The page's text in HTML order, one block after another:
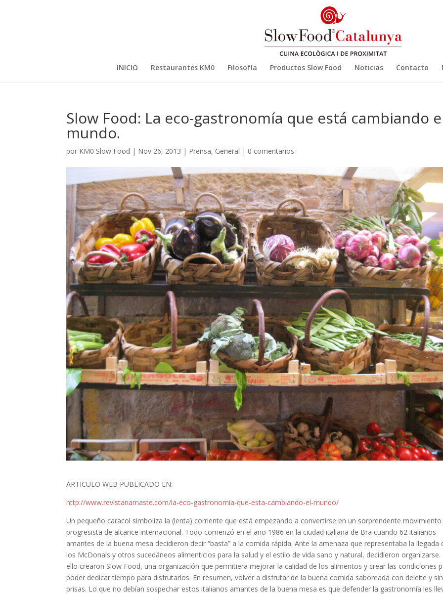
INICIO Restaurantes KM0 Filosofía Productos Slow Food Noticias Contacto
Slow Food: La eco-gastronomía que está cambiando
mundo.
por KM0 Slow Food | Nov 26, 2013 | Prensa, General | 0 comentarios
ARTICULO WEB PUBLICADO EN:
http://www.revistanamaste.com/la-eco-gastronomia-que-esta-cambiando-el-mundo/
Un pequeño caracol simboliza la (lenta) corriente que está empezando a convertirse en un sorprendente movimiento
progresista de alcance internacional. Todo comenzó en el año 1986 en la ciudad italiana de Bra cuando 62 italianos
amantes de la buena mesa decidieron decir “basta” a la comida rápida. Ante la amenaza que representaba la llegada
los McDonals y otros sucedáneos alimenticios para la salud y el estilo de vida sano y natural, decidieron organizarse.
ello crearon Slow Food, una organización que permitiera mejorar la calidad de los alimentos y crear las condiciones
poder dedicar tiempo para disfrutarlos. En resumen, volver a disfrutar de la buena comida saboreada con deleite y sin
prisas. Lo que no debían sospechar estos italianos amantes de la buena mesa es que defender la gastronomía les